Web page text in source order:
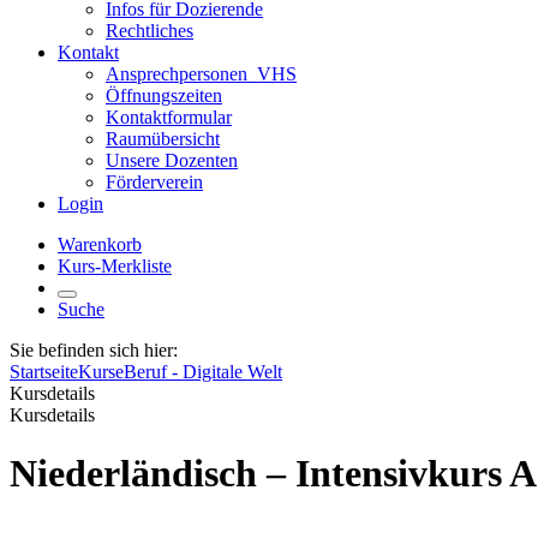
Infos für Dozierende
Rechtliches
Kontakt
Ansprechpersonen_VHS
Öffnungszeiten
Kontaktformular
Raumübersicht
Unsere Dozenten
Förderverein
Login
Warenkorb
Kurs-Merkliste
Suche
Sie befinden sich hier:
StartseiteKurseBeruf - Digitale Welt
Kursdetails
Kursdetails
Niederländisch – Intensivkurs